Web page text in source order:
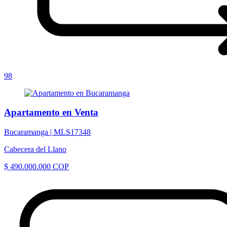
98
Apartamento en Venta
Bucaramanga | MLS17348
Cabecera del Llano
$ 490.000.000 COP